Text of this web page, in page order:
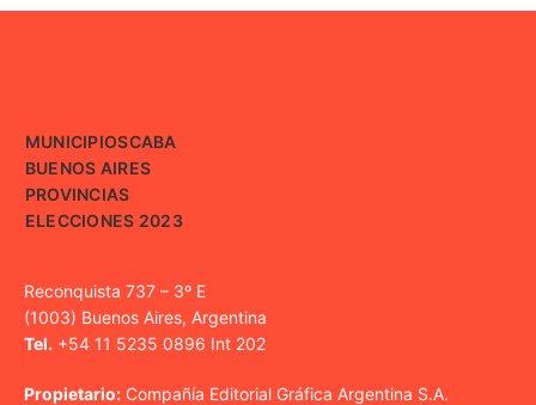
MUNICIPIOSCABA
BUENOS AIRES
PROVINCIAS
ELECCIONES 2023
Reconquista 737 – 3º E
(1003) Buenos Aires, Argentina
Tel. +54 11 5235 0896 Int 202
Propietario: Compañía Editorial Gráfica Argentina S.A.